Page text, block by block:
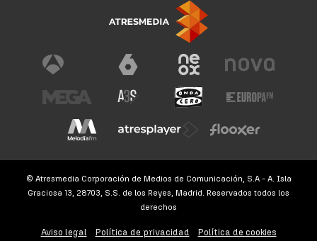
© Atresmedia Corporación de Medios de Comunicación, S.A - A. Isla
Graciosa 13, 28703, S.S. de los Reyes, Madrid. Reservados todos los
derechos
Aviso legal Política de privacidad Política de cookies